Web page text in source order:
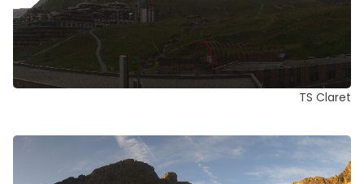
TS Claret